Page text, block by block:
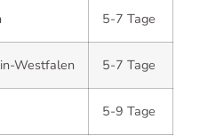
5-7 Tage
Westfalen 5-7 Tage
5-9 Tage